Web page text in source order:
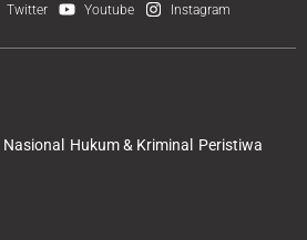
Twitter Youtube Instagram
Nasional Hukum & Kriminal
Peristiwa